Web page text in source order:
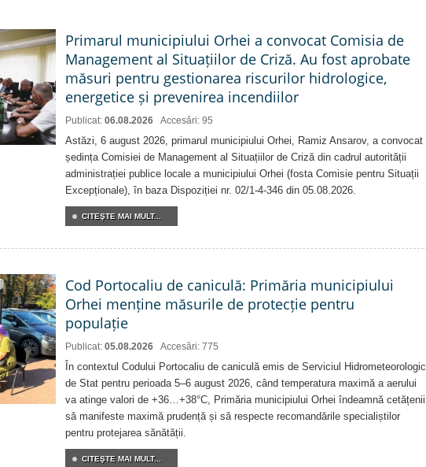
Primarul municipiului Orhei a convocat Comisia de
Management al Situațiilor de Criză. Au fost aprobate
măsuri pentru gestionarea riscurilor hidrologice,
energetice și prevenirea incendiilor
Publicat: 06.08.2026 Accesări: 95
Astăzi, 6 august 2026, primarul municipiului Orhei, Ramiz Ansarov, a convocat
ședința Comisiei de Management al Situațiilor de Criză din cadrul autorității
administrației publice locale a municipiului Orhei (fosta Comisie pentru Situații
Excepționale), în baza Dispoziției nr. 02/1-4-346 din 05.08.2026.
CITEŞTE MAI MULT...
Cod Portocaliu de caniculă: Primăria municipiului
Orhei menține măsurile de protecție pentru
populație
Publicat: 05.08.2026 Accesări: 775
În contextul Codului Portocaliu de caniculă emis de Serviciul Hidrometeorologic
de Stat pentru perioada 5–6 august 2026, când temperatura maximă a aerului
va atinge valori de +36…+38°C, Primăria municipiului Orhei îndeamnă cetățenii
să manifeste maximă prudență și să respecte recomandările specialiștilor
pentru protejarea sănătății.
CITEŞTE MAI MULT...